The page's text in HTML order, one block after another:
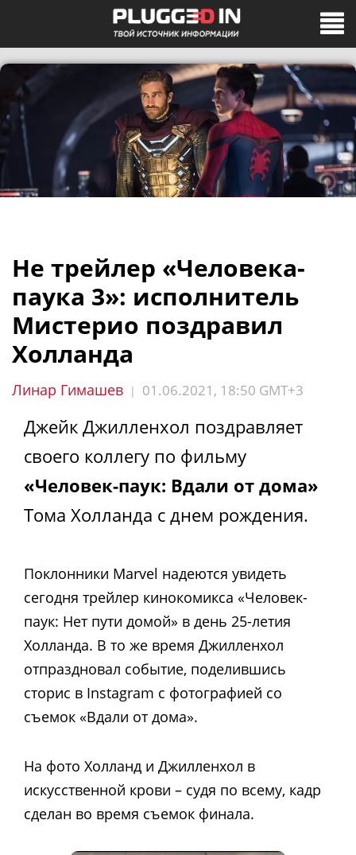
Не трейлер «Человека-
паука 3»: исполнитель
Мистерио поздравил
Холланда
Линар Гимашев | 01.06.2021, 18:50 GMT+3
Джейк Джилленхол поздравляет
своего коллегу по фильму
«Человек-паук: Вдали от дома»
Тома Холланда с днем ​​рождения.
Поклонники Marvel надеются увидеть
сегодня трейлер кинокомикса «Человек-
паук: Нет пути домой» в день 25-летия
Холланда. В то же время Джилленхол
отпраздновал событие, поделившись
сторис в Instagram с фотографией со
съемок «Вдали от дома».
На фото Холланд и Джилленхол в
искусственной крови – судя по всему, кадр
сделан во время съемок финала.